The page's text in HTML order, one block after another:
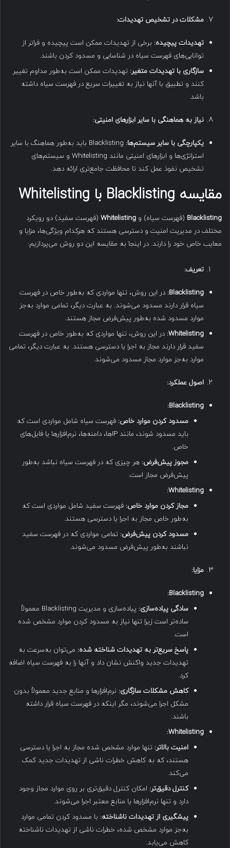
مشکلات در تشخیص تهدیدات:
تهدیدات پیچیده: برخی از تهدیدات ممکن است پیچیده و فراتر از
توانایی‌های فهرست سیاه در شناسایی و مسدود کردن باشند.
سازگاری با تهدیدات متغیر: تهدیدات ممکن است به‌طور مداوم تغییر
کنند و تطبیق با آنها نیاز به تغییرات سریع در فهرست سیاه داشته
باشد.
نیاز به هماهنگی با سایر ابزارهای امنیتی:
یکپارچگی با سایر سیستم‌ها:
Blacklisting باید به‌طور هماهنگ با سایر
استراتژی‌ها و ابزارهای امنیتی مانند Whitelisting و سیستم‌های
تشخیص نفوذ عمل کند تا محافظت جامع‌تری ارائه دهد.
مقایسه Blacklisting با Whitelisting
Blacklisting (فهرست سیاه) و Whitelisting (فهرست سفید) دو رویکرد
مختلف در مدیریت امنیت و دسترسی هستند که هرکدام ویژگی‌ها، مزایا و
معایب خاص خود را دارند. در اینجا به مقایسه این دو روش می‌پردازیم:
تعریف:
Blacklisting: در این روش، تنها مواردی که به‌طور خاص در فهرست
سیاه قرار دارند مسدود می‌شوند. به عبارت دیگر، تمامی موارد به‌جز
موارد مسدود شده به‌طور پیش‌فرض مجاز هستند.
Whitelisting: در این روش، تنها مواردی که به‌طور خاص در فهرست
سفید قرار دارند مجاز به اجرا یا دسترسی هستند. به عبارت دیگر، تمامی
موارد به‌جز موارد مجاز مسدود می‌شوند.
اصول عملکرد:
Blacklisting:
مسدود کردن موارد خاص: فهرست سیاه شامل مواردی است که
باید مسدود شوند، مانند IPها، دامنه‌ها، نرم‌افزارها یا فایل‌های
خاص.
مجوز پیش‌فرض: هر چیزی که در فهرست سیاه نباشد به‌طور
پیش‌فرض مجاز است.
Whitelisting:
مجاز کردن موارد خاص: فهرست سفید شامل مواردی است که
به‌طور خاص مجاز به اجرا یا دسترسی هستند.
مسدود کردن پیش‌فرض: تمامی مواردی که در فهرست سفید
نباشند به‌طور پیش‌فرض مسدود می‌شوند.
مزایا:
Blacklisting:
سادگی پیاده‌سازی:
پیاده‌سازی و مدیریت Blacklisting معمولاً
ساده‌تر است زیرا تنها نیاز به مسدود کردن موارد مشخص شده
است.
پاسخ سریع‌تر به تهدیدات شناخته شده: می‌توان به‌سرعت به
تهدیدات جدید واکنش نشان داد و آنها را به فهرست سیاه اضافه
کرد.
کاهش مشکلات سازگاری: نرم‌افزارها و منابع جدید معمولاً بدون
مشکل اجرا می‌شوند، مگر اینکه در فهرست سیاه قرار داشته
باشند.
Whitelisting:
امنیت بالاتر: تنها موارد مشخص شده مجاز به اجرا یا دسترسی
هستند، که به کاهش خطرات ناشی از تهدیدات جدید کمک
می‌کند.
کنترل دقیق‌تر: امکان کنترل دقیق‌تری بر روی موارد مجاز وجود
دارد و تنها نرم‌افزارها یا منابع معتبر اجرا می‌شوند.
پیشگیری از تهدیدات ناشناخته: با مسدود کردن تمامی موارد
به‌جز موارد مشخص شده، خطرات ناشی از تهدیدات ناشناخته
کاهش می‌یابد.